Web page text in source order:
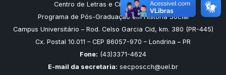
Centro de Letras e Ciências Humanas
Programa de Pós-Graduação em História Social
Campus Universitário – Rod. Celso Garcia Cid, km. 380 (PR-445)
Cx. Postal 10.011 – CEP 86057-970 – Londrina – PR
Fone: (43)3371-4624
E-mail da secretaria: secposcch@uel.br